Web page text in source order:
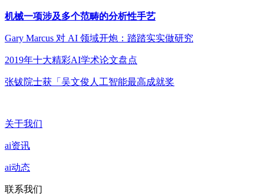
机械一项涉及多个范畴的分析性手艺
Gary Marcus 对 AI 领域开炮：踏踏实实做研究
2019年十大精彩AI学术论文盘点
张钹院士获「吴文俊人工智能最高成就奖
关于我们
ai资讯
ai动态
联系我们